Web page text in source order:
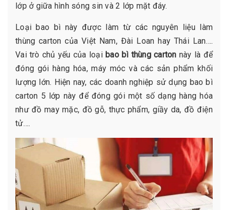
lớp ở giữa hình sóng sin và 2 lớp mặt đáy.
Loại bao bì này được làm từ các nguyên liệu làm
thùng carton của Việt Nam, Đài Loan hay Thái Lan….
Vai trò chủ yếu của loại bao bì thùng carton này là để
đóng gói hàng hóa, máy móc và các sản phẩm khối
lượng lớn. Hiện nay, các doanh nghiệp sử dụng bao bì
carton 5 lớp này để đóng gói một số dạng hàng hóa
như đồ may mặc, đồ gỗ, thực phẩm, giầy da, đồ điện
tử….